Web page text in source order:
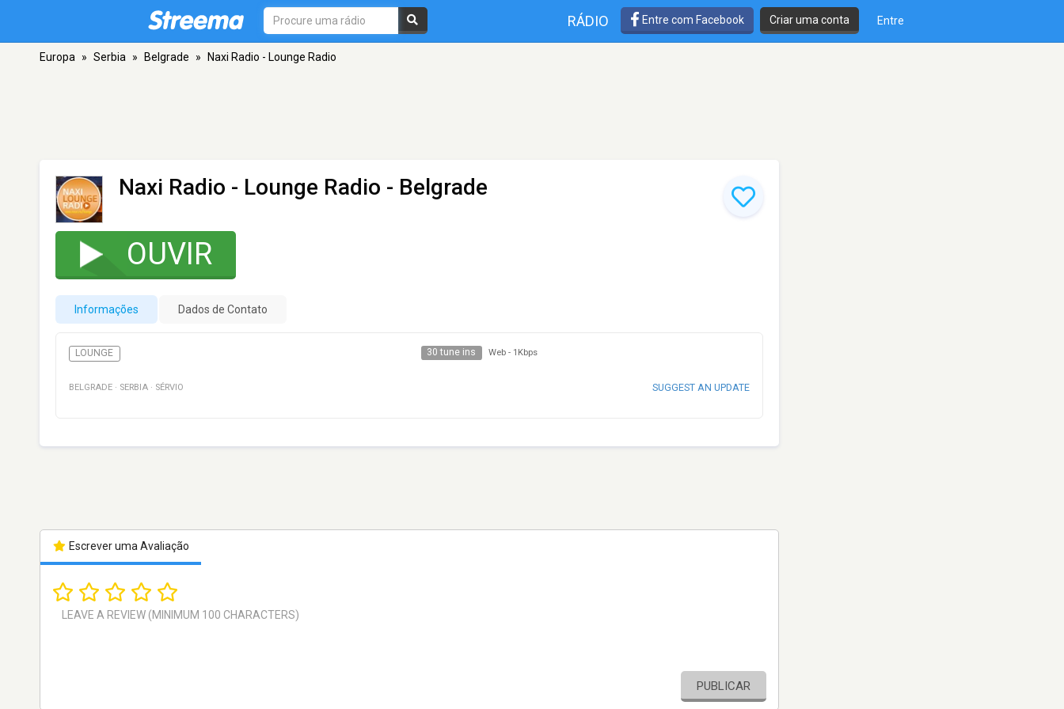
RÁDIO Entre com Facebook Criar uma conta Entre
Europa » Serbia » Belgrade » Naxi Radio - Lounge Radio
Naxi Radio - Lounge Radio - Belgrade
OUVIR
Informações Dados de Contato
LOUNGE 30 tune ins Web - 1Kbps
BELGRADE · SERBIA · SÉRVIO SUGGEST AN UPDATE
Escrever uma Avaliação
PUBLICAR